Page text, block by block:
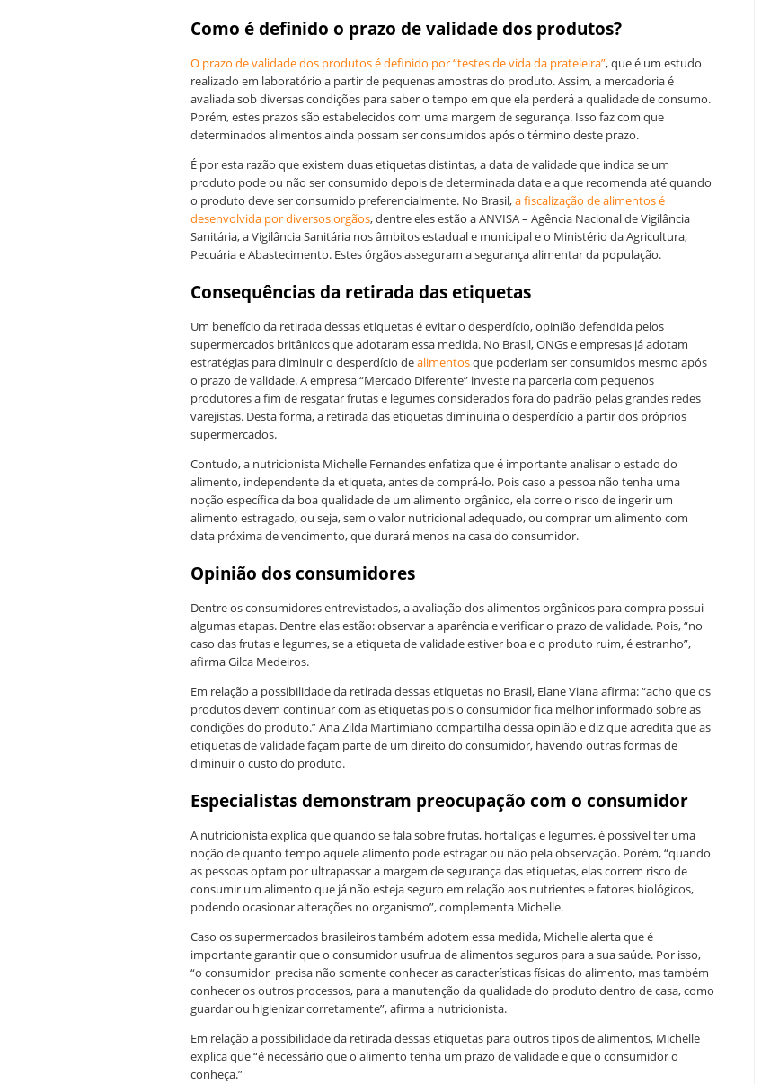
Como é definido o prazo de validade dos produtos?
O prazo de validade dos produtos é definido por “testes de vida da prateleira”, que é um estudo
realizado em laboratório a partir de pequenas amostras do produto. Assim, a mercadoria é
avaliada sob diversas condições para saber o tempo em que ela perderá a qualidade de consumo.
Porém, estes prazos são estabelecidos com uma margem de segurança. Isso faz com que
determinados alimentos ainda possam ser consumidos após o término deste prazo.
É por esta razão que existem duas etiquetas distintas, a data de validade que indica se um
produto pode ou não ser consumido depois de determinada data e a que recomenda até quando
o produto deve ser consumido preferencialmente. No Brasil,a fiscalização de alimentos é
desenvolvida por diversos orgãos, dentre eles estão a ANVISA – Agência Nacional de Vigilância
Sanitária, a Vigilância Sanitária nos âmbitos estadual e municipal e o Ministério da Agricultura,
Pecuária e Abastecimento. Estes órgãos asseguram a segurança alimentar da população.
Consequências da retirada das etiquetas
Um benefício da retirada dessas etiquetas é evitar o desperdício, opinião defendida pelos
supermercados britânicos que adotaram essa medida. No Brasil, ONGs e empresas já adotam
estratégias para diminuir o desperdício dealimentosque poderiam ser consumidos mesmo após
o prazo de validade. A empresa “Mercado Diferente” investe na parceria com pequenos
produtores a fim de resgatar frutas e legumes considerados fora do padrão pelas grandes redes
varejistas. Desta forma, a retirada das etiquetas diminuiria o desperdício a partir dos próprios
supermercados.
Contudo, a nutricionista Michelle Fernandes enfatiza que é importante analisar o estado do
alimento, independente da etiqueta, antes de comprá-lo. Pois caso a pessoa não tenha uma
noção específica da boa qualidade de um alimento orgânico, ela corre o risco de ingerir um
alimento estragado, ou seja, sem o valor nutricional adequado, ou comprar um alimento com
data próxima de vencimento, que durará menos na casa do consumidor.
Opinião dos consumidores
Dentre os consumidores entrevistados, a avaliação dos alimentos orgânicos para compra possui
algumas etapas. Dentre elas estão: observar a aparência e verificar o prazo de validade. Pois, “no
caso das frutas e legumes, se a etiqueta de validade estiver boa e o produto ruim, é estranho”,
afirma Gilca Medeiros.
Em relação a possibilidade da retirada dessas etiquetas no Brasil, Elane Viana afirma: “acho que os
produtos devem continuar com as etiquetas pois o consumidor fica melhor informado sobre as
condições do produto.” Ana Zilda Martimiano compartilha dessa opinião e diz que acredita que as
etiquetas de validade façam parte de um direito do consumidor, havendo outras formas de
diminuir o custo do produto.
Especialistas demonstram preocupação com o consumidor
A nutricionista explica que quando se fala sobre frutas, hortaliças e legumes, é possível ter uma
noção de quanto tempo aquele alimento pode estragar ou não pela observação. Porém, “quando
as pessoas optam por ultrapassar a margem de segurança das etiquetas, elas correm risco de
consumir um alimento que já não esteja seguro em relação aos nutrientes e fatores biológicos,
podendo ocasionar alterações no organismo”, complementa Michelle.
Caso os supermercados brasileiros também adotem essa medida, Michelle alerta que é
importante garantir que o consumidor usufrua de alimentos seguros para a sua saúde. Por isso,
“o consumidor precisa não somente conhecer as características físicas do alimento, mas também
conhecer os outros processos, para a manutenção da qualidade do produto dentro de casa, como
guardar ou higienizar corretamente”, afirma a nutricionista.
Em relação a possibilidade da retirada dessas etiquetas para outros tipos de alimentos, Michelle
explica que “é necessário que o alimento tenha um prazo de validade e que o consumidor o
conheça.”